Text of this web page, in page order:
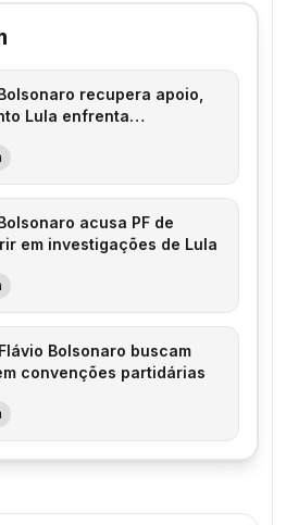
recupera apoio,
Lula enfrenta
acusa PF de
em investigações de Lula
Bolsonaro buscam
convenções partidárias